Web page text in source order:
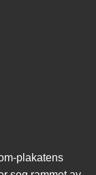
plakatens